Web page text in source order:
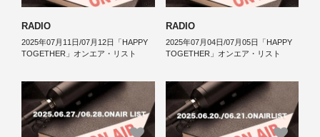
RADIO
2025年07月11日/07月12日「HAPPY
TOGETHER」オンエア・リスト
RADIO
2025年07月04日/07月05日「HAPPY
TOGETHER」オンエア・リスト